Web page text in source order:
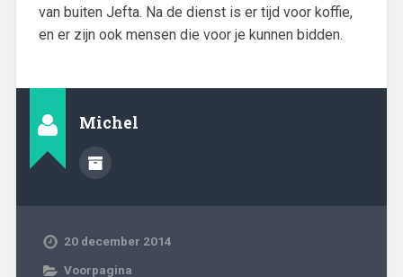
van buiten Jefta. Na de dienst is er tijd voor koffie,
en er zijn ook mensen die voor je kunnen bidden.
Michel
20 december 2014
Voorpagina